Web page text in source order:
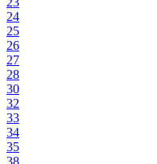
24
25
26
27
28
30
32
33
34
35
38